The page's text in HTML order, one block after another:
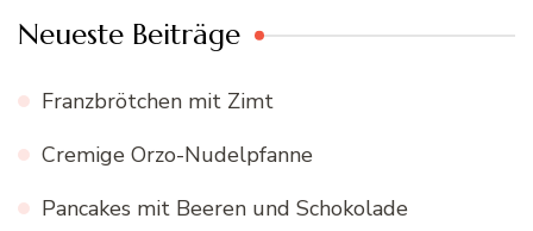
Neueste Beiträge
Franzbrötchen mit Zimt
Cremige Orzo-Nudelpfanne
Pancakes mit Beeren und Schokolade